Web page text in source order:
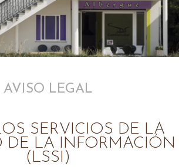
AVISO LEGAL
SERVICIOS DE LA
DE LA INFORMACIÓN
(LSSI)